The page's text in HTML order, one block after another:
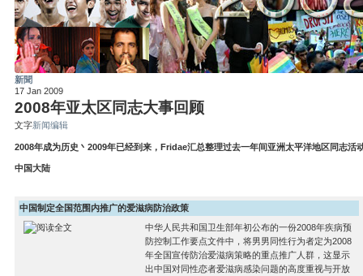
新聞
17 Jan 2009
2008年亚太区同志大事回顾
文字新闻编辑
2008年成为历史丶2009年已经到来，Fridae汇总整理过去一年间亚洲太平洋地区同志
中国大陆
中国制定全国范围内推广的爱滋病防治政策
中华人民共和国卫生部年初公布的一份2008年疾病预
防控制工作要点文件中，将男男同性行为者定为2008
年全国宣传防治爱滋病策略的重点推广人群，这显示
出中国对同性恋者爱滋病感染问题的高度重视与开放